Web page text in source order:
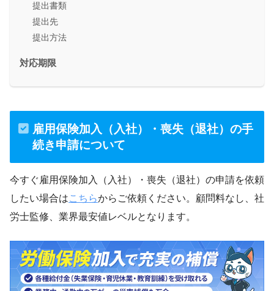
提出書類
提出先
提出方法
対応期限
雇用保険加入（入社）・喪失（退社）の手
続き申請について
今すぐ雇用保険加入（入社）・喪失（退社）の申請を依頼
したい場合はこちらからご依頼ください。顧問料なし、社
労士監修、業界最安値レベルとなります。